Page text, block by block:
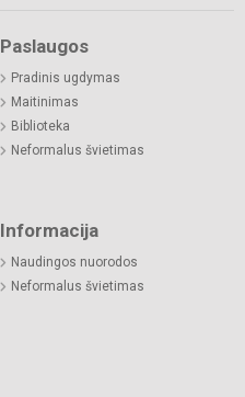
Paslaugos
Pradinis ugdymas
Maitinimas
Biblioteka
Neformalus švietimas
Informacija
Naudingos nuorodos
Neformalus švietimas